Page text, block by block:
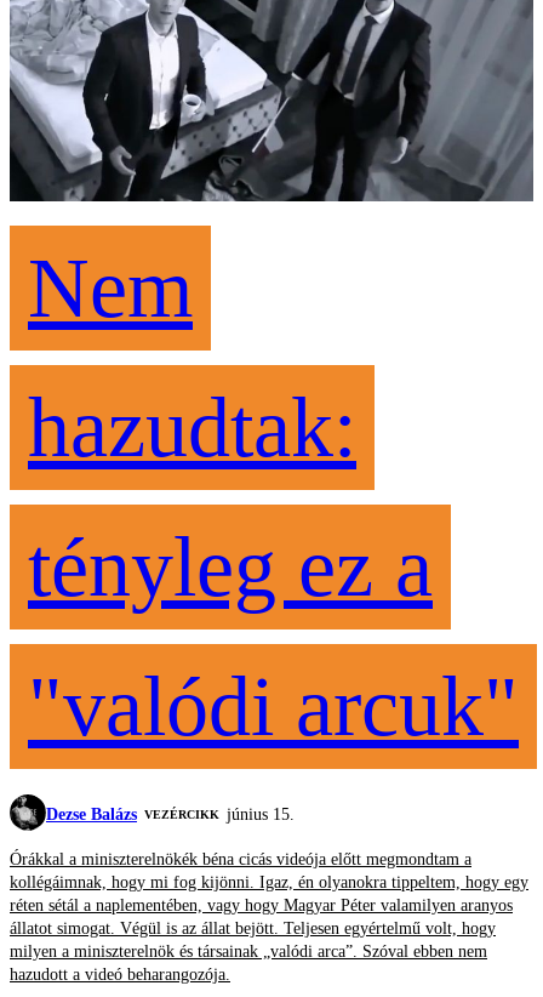
Nem
hazudtak:
tényleg ez a
"valódi arcuk"
Dezse Balázs VEZÉRCIKK június 15.
Órákkal a miniszterelnökék béna cicás videója előtt megmondtam a
kollégáimnak, hogy mi fog kijönni. Igaz, én olyanokra tippeltem, hogy egy
réten sétál a naplementében, vagy hogy Magyar Péter valamilyen aranyos
állatot simogat. Végül is az állat bejött. Teljesen egyértelmű volt, hogy
milyen a miniszterelnök és társainak „valódi arca”. Szóval ebben nem
hazudott a videó beharangozója.